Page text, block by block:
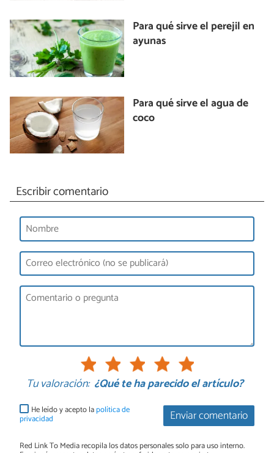
Para qué sirve el perejil en
ayunas
Para qué sirve el agua de
coco
Escribir comentario
Tu valoración: ¿Qué te ha parecido el artículo?
Enviar comentario
He leído y acepto lapolítica de
privacidad
Red Link To Media recopila los datos personales solo para uso interno.